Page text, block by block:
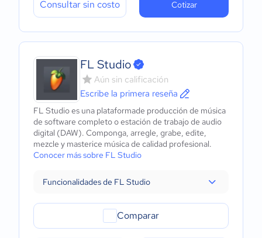
Consultar sin costo Cotizar
FL Studio
Aún sin calificación
Escribe la primera reseña
FL Studio es una plataformade producción de música
de software completo o estación de trabajo de audio
digital (DAW). Componga, arregle, grabe, edite,
mezcle y masterice música de calidad profesional.
Conocer más sobre FL Studio
Funcionalidades de FL Studio
Comparar